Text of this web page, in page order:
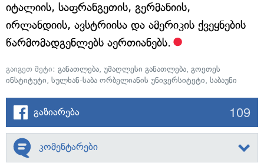
იტალიის, საფრანგეთის, გერმანიის,
ირლანდიის, ავსტრიისა და ამერიკის ქვეყნების
წარმომადგენლებს აერთიანებს.
გაიგეთ მეტი: განათლება, უმაღლესი განათლება, გოეთეს
ინსტიტუტი, სულხან-საბა ორბელიანის უნივერსიტეტი, საბაუნი
გაზიარება 109
კომენტარები